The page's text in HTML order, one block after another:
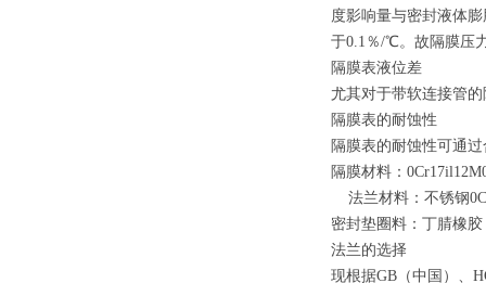
度影响量与密封液体
于0.1％/℃。故隔膜压
隔膜表液位差
尤其对于带软连接管
隔膜表的耐蚀性
隔膜表的耐蚀性可通
隔膜材料：
法兰材料：不锈钢
密封垫圈料：丁腈橡
法兰的选择
现根据GB（中国）、